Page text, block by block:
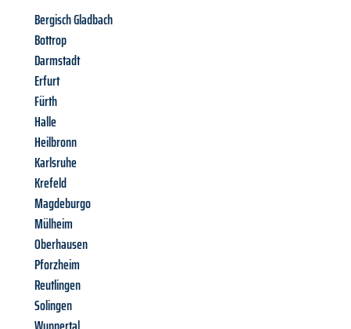
Bergisch Gladbach
Bottrop
Darmstadt
Erfurt
Fürth
Halle
Heilbronn
Karlsruhe
Krefeld
Magdeburgo
Mülheim
Oberhausen
Pforzheim
Reutlingen
Solingen